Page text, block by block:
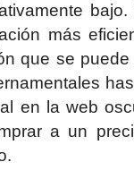
más
que se puede
en la web
a un